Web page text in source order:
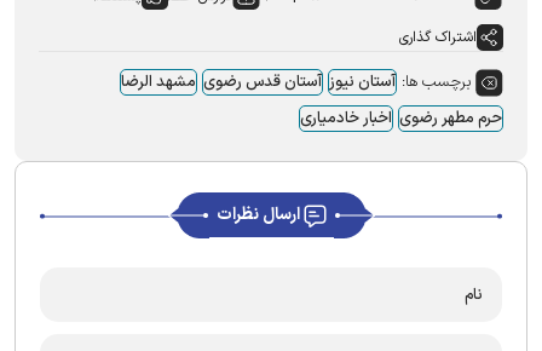
اشتراک گذاری
برچسب ها: آستان نیوز آستان قدس رضوی مشهد الرضا
حرم مطهر رضوی اخبار خادمیاری
ارسال نظرات